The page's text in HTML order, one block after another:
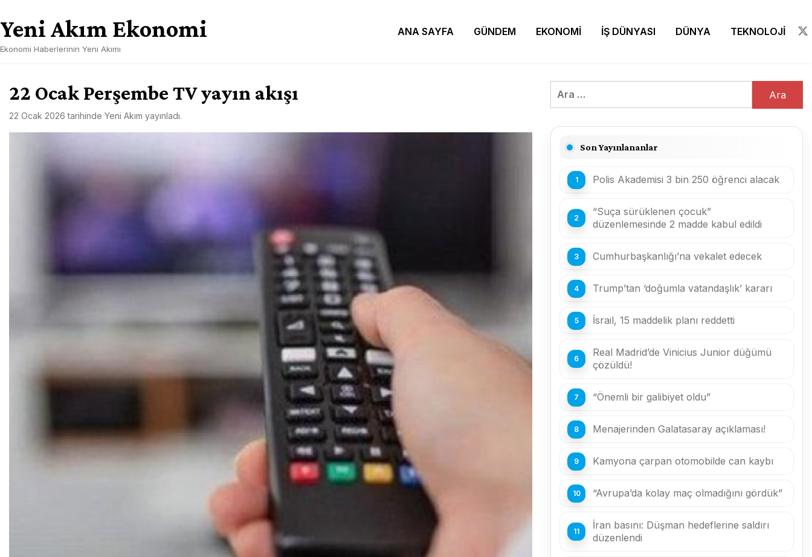
to
content
Yeni Akım Ekonomi
Ekonomi Haberlerinin Yeni Akımı
ANA SAYFA GÜNDEM EKONOMİ İŞ DÜNYASI DÜNYA TEKNOLOJİ
22 Ocak Perşembe TV yayın akışı
22 Ocak 2026 tarihinde Yeni Akım yayınladı.
Arama:
Son Yayınlananlar
Polis Akademisi 3 bin 250 öğrenci alacak
“Suça sürüklenen çocuk”
düzenlemesinde 2 madde kabul edildi
Cumhurbaşkanlığı’na vekalet edecek
Trump’tan ‘doğumla vatandaşlık’ kararı
İsrail, 15 maddelik planı reddetti
Real Madrid’de Vinicius Junior düğümü
çözüldü!
“Önemli bir galibiyet oldu”
Menajerinden Galatasaray açıklaması!
Kamyona çarpan otomobilde can kaybı
“Avrupa’da kolay maç olmadığını gördük”
İran basını: Düşman hedeflerine saldırı
düzenlendi